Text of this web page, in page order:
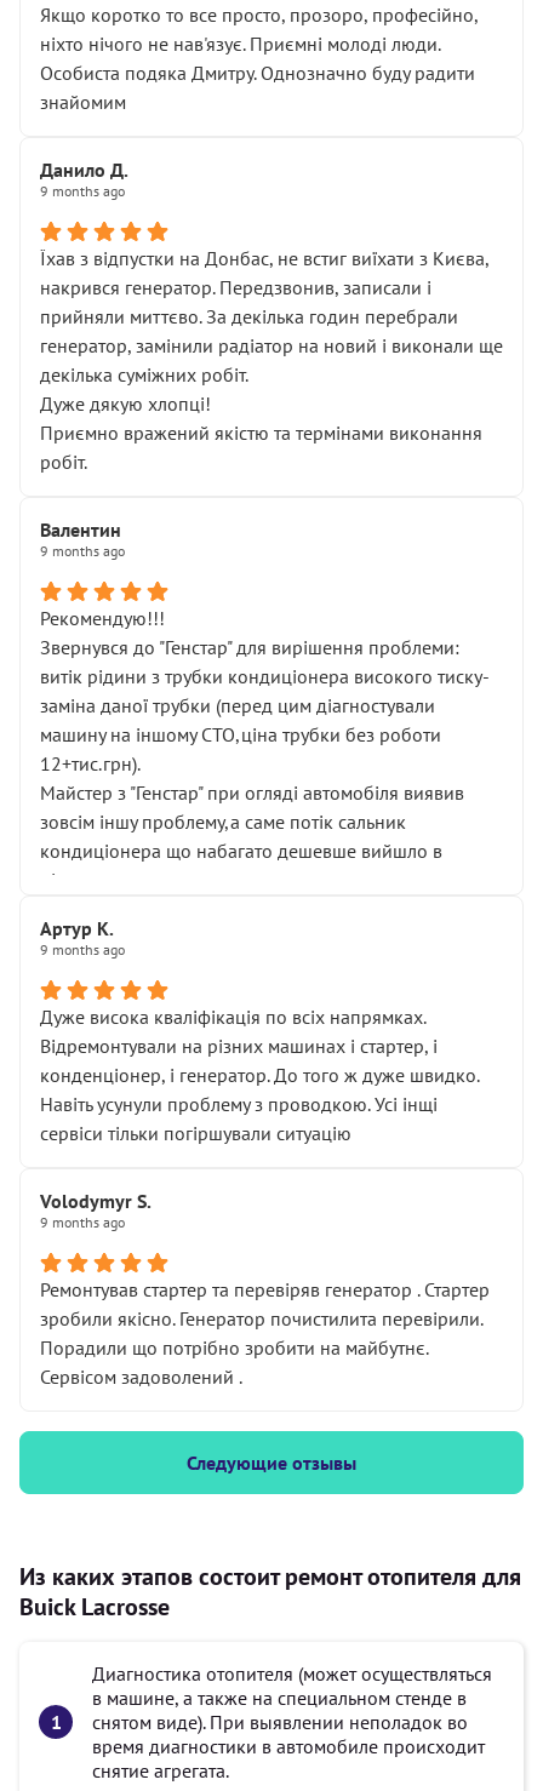
Якщо коротко то все просто, прозоро, професійно,
ніхто нічого не нав'язує. Приємні молоді люди.
Особиста подяка Дмитру. Однозначно буду радити
знайомим
Данило Д.
9 months ago
Їхав з відпустки на Донбас, не встиг виїхати з Києва,
накрився генератор. Передзвонив, записали і
прийняли миттєво. За декілька годин перебрали
генератор, замінили радіатор на новий і виконали ще
декілька суміжних робіт.
Дуже дякую хлопці!
Приємно вражений якістю та термінами виконання
робіт.
Валентин
9 months ago
Рекомендую!!!
Звернувся до "Генстар" для вирішення проблеми:
витік рідини з трубки кондиціонера високого тиску-
заміна даної трубки (перед цим діагностували
машину на іншому СТО,ціна трубки без роботи
12+тис.грн).
Майстер з "Генстар" при огляді автомобіля виявив
зовсім іншу проблему,а саме потік сальник
кондиціонера що набагато дешевше вийшло в
підсумку.
Артур К.
9 months ago
Дуже висока кваліфікація по всіх напрямках.
Відремонтували на різних машинах і стартер, і
конденціонер, і генератор. До того ж дуже швидко.
Навіть усунули проблему з проводкою. Усі інщі
сервіси тільки погіршували ситуацію
Volodymyr S.
9 months ago
Ремонтував стартер та перевіряв генератор . Стартер
зробили якісно. Генератор почистилита перевірили.
Порадили що потрібно зробити на майбутнє.
Сервісом задоволений .
Следующие отзывы
Из каких этапов состоит ремонт отопителя для
Buick Lacrosse
Диагностика отопителя (может осуществляться
в машине, а также на специальном стенде в
снятом виде). При выявлении неполадок во
время диагностики в автомобиле происходит
снятие агрегата.